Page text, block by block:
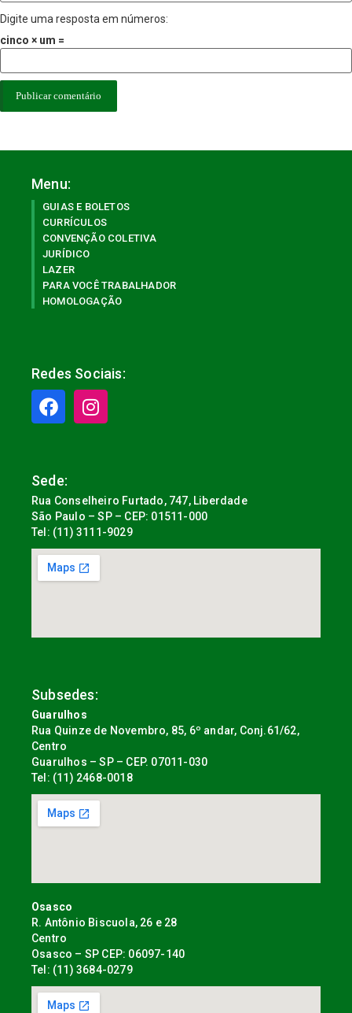
Digite uma resposta em números:
cinco × um =
Menu:
GUIAS E BOLETOS
CURRÍCULOS
CONVENÇÃO COLETIVA
JURÍDICO
LAZER
PARA VOCÊ TRABALHADOR
HOMOLOGAÇÃO
Redes Sociais:
Sede:
Rua Conselheiro Furtado, 747, Liberdade
São Paulo – SP – CEP: 01511-000
Tel: (11) 3111-9029
Subsedes:
Guarulhos
Rua Quinze de Novembro, 85, 6º andar, Conj.61/62,
Centro
Guarulhos – SP – CEP. 07011-030
Tel: (11) 2468-0018
Osasco
R. Antônio Biscuola, 26 e 28
Centro
Osasco – SP CEP: 06097-140
Tel: (11) 3684-0279